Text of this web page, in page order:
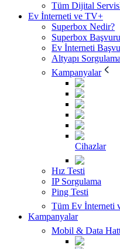
Tüm Dijital
Ev İnterneti ve TV+
Superbox Nedir?
Superbox
Ev İnterneti
Altyapı Sorgulama
Kampanyalar
Cihazlar
Hız Testi
IP Sorgulama
Ping Testi
Tüm Ev İnterneti
Kampanyalar
Mobil & Data